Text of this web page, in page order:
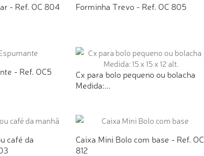
- Ref. OC 804 Forminha Trevo - Ref. OC 805
- Ref. OC5
Cx para bolo pequeno ou bolacha
Medida:...
café da
Caixa Mini Bolo com base - Ref. OC
812